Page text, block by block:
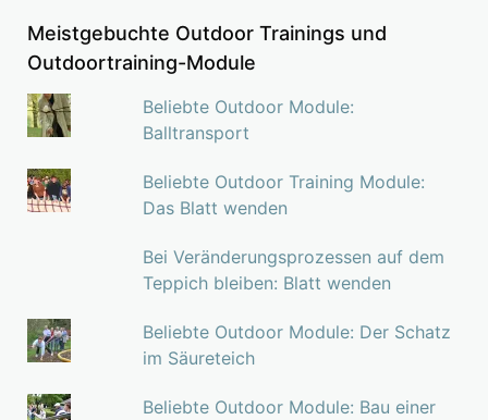
Meistgebuchte Outdoor Trainings und
Outdoortraining-Module
Beliebte Outdoor Module:
Balltransport
Beliebte Outdoor Training Module:
Das Blatt wenden
Bei Veränderungsprozessen auf dem
Teppich bleiben: Blatt wenden
Beliebte Outdoor Module: Der Schatz
im Säureteich
Beliebte Outdoor Module: Bau einer